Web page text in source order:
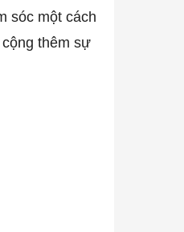
sóc một cách
thêm sự